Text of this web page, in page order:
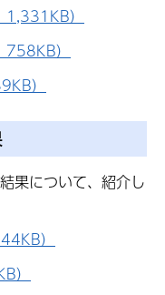
）
）
）
果について、紹介し
）
）